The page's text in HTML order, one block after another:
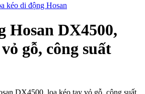
kéo di động Hosan
Hosan DX4500,
gỗ, công suất